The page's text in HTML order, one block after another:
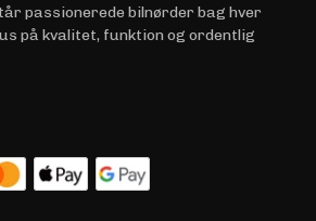
passionerede bilnørder bag hver
på kvalitet, funktion og ordentlig